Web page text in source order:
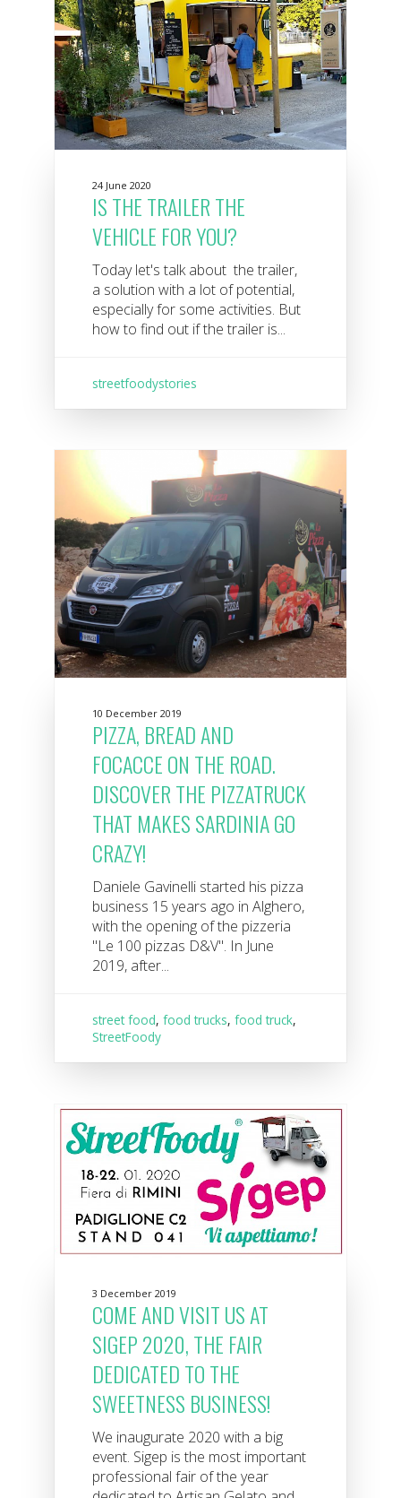
24 June 2020
IS THE TRAILER THE
VEHICLE FOR YOU?
Today let's talk about the trailer,
a solution with a lot of potential,
especially for some activities. But
how to find out if the trailer is...
streetfoodystories
10 December 2019
PIZZA, BREAD AND
FOCACCE ON THE ROAD.
DISCOVER THE PIZZATRUCK
THAT MAKES SARDINIA GO
CRAZY!
Daniele Gavinelli started his pizza
business 15 years ago in Alghero,
with the opening of the pizzeria
"Le 100 pizzas D&V". In June
2019, after...
street food,food trucks,food truck,
StreetFoody
3 December 2019
COME AND VISIT US AT
SIGEP 2020, THE FAIR
DEDICATED TO THE
SWEETNESS BUSINESS!
We inaugurate 2020 with a big
event. Sigep is the most important
professional fair of the year